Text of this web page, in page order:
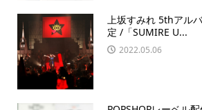
上坂すみれ 5thアル
定 /「SUMIRE U...
2022.05.06